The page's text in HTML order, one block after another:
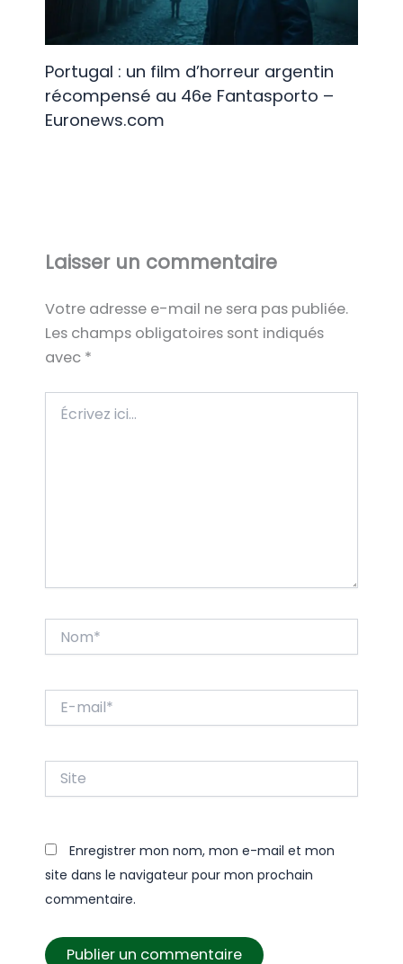
Portugal : un film d’horreur argentin
récompensé au 46e Fantasporto –
Euronews.com
Laisser un commentaire
Votre adresse e-mail ne sera pas publiée.
Les champs obligatoires sont indiqués
avec *
ici…
mail*
Enregistrer mon nom, mon e-mail et mon
site dans le navigateur pour mon prochain
commentaire.